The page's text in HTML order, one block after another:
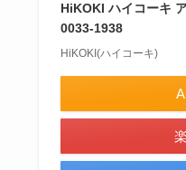
HiKOKI ハイコーキ
0033-1938
HiKOKI(ハイコーキ)